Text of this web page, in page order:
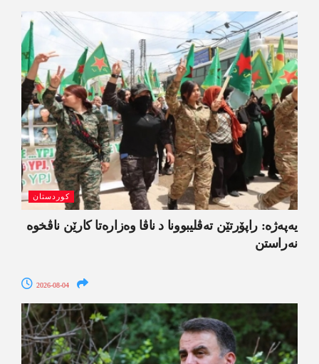
کوردستان
یەپەژە: راپۆرتێن تەڤلیبوونا د ناڤا وەزارەتا کارێن ناڤخوە
نەراستن
2026-08-04